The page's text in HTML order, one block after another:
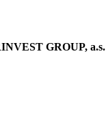
GROUP, a.s.